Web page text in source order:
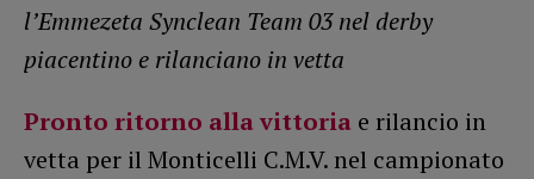
l’Emmezeta Synclean Team 03 nel derby
piacentino e rilanciano in vetta
Pronto ritorno alla vittoria e rilancio in
vetta per il Monticelli C.M.V. nel campionato